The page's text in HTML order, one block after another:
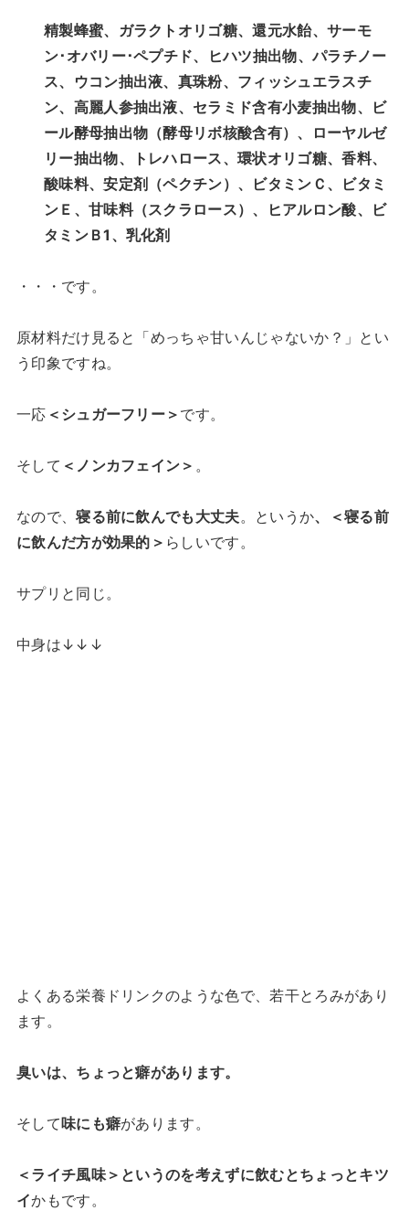
精製蜂蜜、ガラクトオリゴ糖、還元水飴、サーモ
ン･オバリー･ペプチド、ヒハツ抽出物、パラチノー
ス、ウコン抽出液、真珠粉、フィッシュエラスチ
ン、高麗人参抽出液、セラミド含有小麦抽出物、ビ
ール酵母抽出物（酵母リボ核酸含有）、ローヤルゼ
リー抽出物、トレハロース、環状オリゴ糖、香料、
酸味料、安定剤（ペクチン）、ビタミンＣ、ビタミ
ンＥ、甘味料（スクラロース）、ヒアルロン酸、ビ
タミンＢ1、乳化剤
・・・です。
原材料だけ見ると「めっちゃ甘いんじゃないか？」とい
う印象ですね。
一応 ＜シュガーフリー＞ です。
そして ＜ノンカフェイン＞ 。
なので、寝る前に飲んでも大丈夫。というか、＜寝る前
に飲んだ方が効果的＞ らしいです。
サプリと同じ。
中身は↓↓↓
よくある栄養ドリンクのような色で、若干とろみがあり
ます。
臭いは、ちょっと癖があります。
そして味にも癖があります。
＜ライチ風味＞というのを考えずに飲むとちょっとキツ
イかもです。